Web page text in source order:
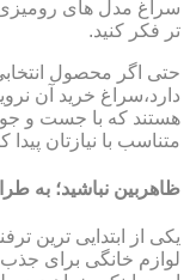
سراغ مدل های
تر فکر کنید.
حتی اگر محصول
دارد،سراغ خرید آن
هستند که با جست و
متناسب با نیازتان پیدا
ظاهربین نباشید؛ به
یکی از ابتدایی ترین
لوازم خانگی برای